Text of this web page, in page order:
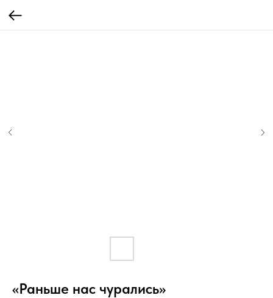
«Раньше нас чурались»